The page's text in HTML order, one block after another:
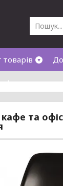
товарів
оферти
та